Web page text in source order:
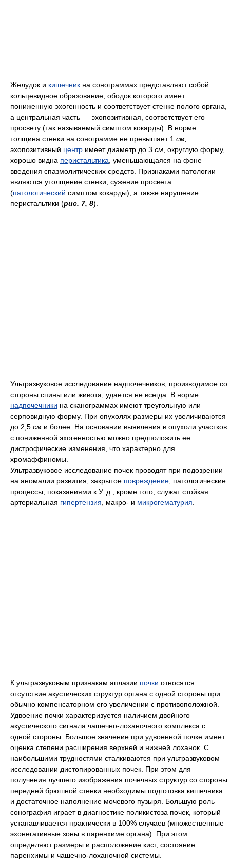
Желудок и кишечник на сонограммах представляют собой
кольцевидное образование, ободок которого имеет
пониженную эхогенность и соответствует стенке полого органа,
а центральная часть — эхопозитивная, соответствует его
просвету (так называемый симптом кокарды). В норме
толщина стенки на сонограмме не превышает 1 см,
эхопозитивный центр имеет диаметр до 3 см , округлую форму,
хорошо видна перистальтика , уменьшающаяся на фоне
введения спазмолитических средств. Признаками патологии
являются утолщение стенки, сужение просвета
(патологический симптом кокарды), а также нарушение
перистальтики (рис. 7, 8).
Ультразвуковое исследование надпочечников, производимое со
стороны спины или живота, удается не всегда. В норме
надпочечники на сканограммах имеют треугольную или
серповидную форму. При опухолях размеры их увеличиваются
до 2,5 см и более. На основании выявления в опухоли участков
с пониженной эхогенностью можно предположить ее
дистрофические изменения, что характерно для
хромаффиномы.
Ультразвуковое исследование почек проводят при подозрении
на аномалии развития, закрытое повреждение , патологические
процессы; показаниями к У. д., кроме того, служат стойкая
артериальная гипертензия , макро- и микрогематурия
К ультразвуковым признакам аплазии почки относятся
отсутствие акустических структур органа с одной стороны при
обычно компенсаторном его увеличении с противоположной.
Удвоение почки характеризуется наличием двойного
акустического сигнала чашечно-лоханочного комплекса с
одной стороны. Большое значение при удвоенной почке имеет
оценка степени расширения верхней и нижней лоханок. С
наибольшими трудностями сталкиваются при ультразвуковом
исследовании дистопированных почек. При этом для
получения лучшего изображения почечных структур со стороны
передней брюшной стенки необходимы подготовка кишечника
и достаточное наполнение мочевого пузыря. Большую роль
сонография играет в диагностике поликистоза почек, который
устанавливается практически в 100% случаев (множественные
эхонегативные зоны в паренхиме органа). При этом
определяют размеры и расположение кист, состояние
паренхимы и чашечно-лоханочной системы.